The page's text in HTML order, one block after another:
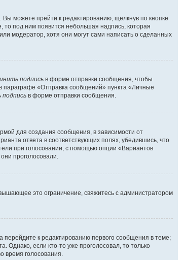
можете прейти к редактированию, щелкнув по кнопке
то под ним появится небольшая надпись, которая
модератор, хотя они могут сами написать о сделанных
подпись в форме отправки сообщения, чтобы
«Отправка сообщений» пункта «Личные
в форме отправки сообщения.
для создания сообщения, в зависимости от
ответа в соответствующих полях, убедившись, что
при голосовании, с помощью опции «Вариантов
проголосовали.
это ограничение, свяжитесь с администратором
перейдите к редактированию первого сообщения в теме;
Однако, если кто-то уже проголосовал, то только
время голосования.